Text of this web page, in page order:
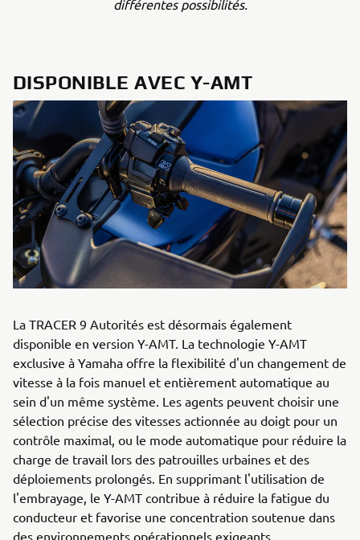
différentes possibilités.
DISPONIBLE AVEC Y-AMT
La TRACER 9 Autorités est désormais également
disponible en version Y-AMT. La technologie Y-AMT
exclusive à Yamaha offre la flexibilité d'un changement de
vitesse à la fois manuel et entièrement automatique au
sein d'un même système. Les agents peuvent choisir une
sélection précise des vitesses actionnée au doigt pour un
contrôle maximal, ou le mode automatique pour réduire la
charge de travail lors des patrouilles urbaines et des
déploiements prolongés. En supprimant l'utilisation de
l'embrayage, le Y-AMT contribue à réduire la fatigue du
conducteur et favorise une concentration soutenue dans
des environnements opérationnels exigeants.